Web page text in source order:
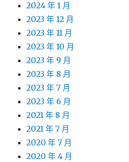
2024 年 1 月
2023 年 12 月
2023 年 11 月
2023 年 10 月
2023 年 9 月
2023 年 8 月
2023 年 7 月
2023 年 6 月
2021 年 8 月
2021 年 7 月
2020 年 7 月
2020 年 4 月